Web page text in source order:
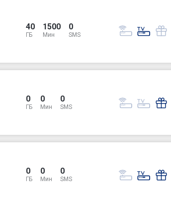
40
ГБ
1500
Мин
0
SMS
0
ГБ
0
Мин
0
SMS
0
ГБ
0
Мин
0
SMS